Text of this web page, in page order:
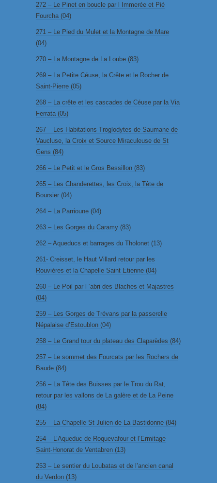
272 – Le Pinet en boucle par l Immerée et Pié
Fourcha (04)
271 – Le Pied du Mulet et la Montagne de Mare
(04)
270 – La Montagne de La Loube (83)
269 – La Petite Céuse, la Crête et le Rocher de
Saint-Pierre (05)
268 – La crête et les cascades de Céuse par la Via
Ferrata (05)
267 – Les Habitations Troglodytes de Saumane de
Vaucluse, la Croix et Source Miraculeuse de St
Gens (84)
266 – Le Petit et le Gros Bessillon (83)
265 – Les Chanderettes, les Croix, la Tête de
Boursier (04)
264 – La Parrioune (04)
263 – Les Gorges du Caramy (83)
262 – Aqueducs et barrages du Tholonet (13)
261- Creisset, le Haut Villard retour par les
Rouvières et la Chapelle Saint Etienne (04)
260 – Le Poil par l ‘abri des Blaches et Majastres
(04)
259 – Les Gorges de Trévans par la passerelle
Népalaise d’Estoublon (04)
258 – Le Grand tour du plateau des Claparèdes (84)
257 – Le sommet des Fourcats par les Rochers de
Baude (84)
256 – La Tête des Buisses par le Trou du Rat,
retour par les vallons de La galère et de La Peine
(84)
255 – La Chapelle St Julien de La Bastidonne (84)
254 – L’Aqueduc de Roquevafour et l’Ermitage
Saint-Honorat de Ventabren (13)
253 – Le sentier du Loubatas et de l’ancien canal
du Verdon (13)